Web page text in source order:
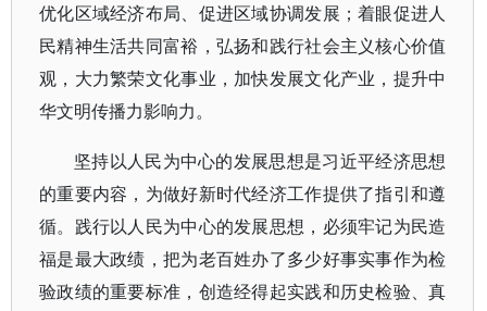
优化区域经济布局、促进区域协调发展；着眼促进人
民精神生活共同富裕，弘扬和践行社会主义核心价值
观，大力繁荣文化事业，加快发展文化产业，提升中
华文明传播力影响力。
坚持以人民为中心的发展思想是习近平经济思想
的重要内容，为做好新时代经济工作提供了指引和遵
循。践行以人民为中心的发展思想，必须牢记为民造
福是最大政绩，把为老百姓办了多少好事实事作为检
验政绩的重要标准，创造经得起实践和历史检验、真